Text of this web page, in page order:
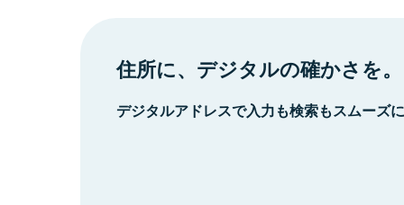
住所に、デジタルの確かさを。
デジタルアドレスで入力も検索もスムーズ